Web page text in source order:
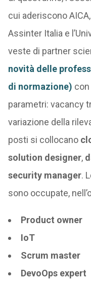
cui aderiscono
Assinter Italia e
veste di partner
novità delle
di normazione) con
parametri: vacancy
variazione della
posti si collocano
solution designer,
security manager.
sono occupate,
Product owner
IoT
Scrum master
DevoOps expert